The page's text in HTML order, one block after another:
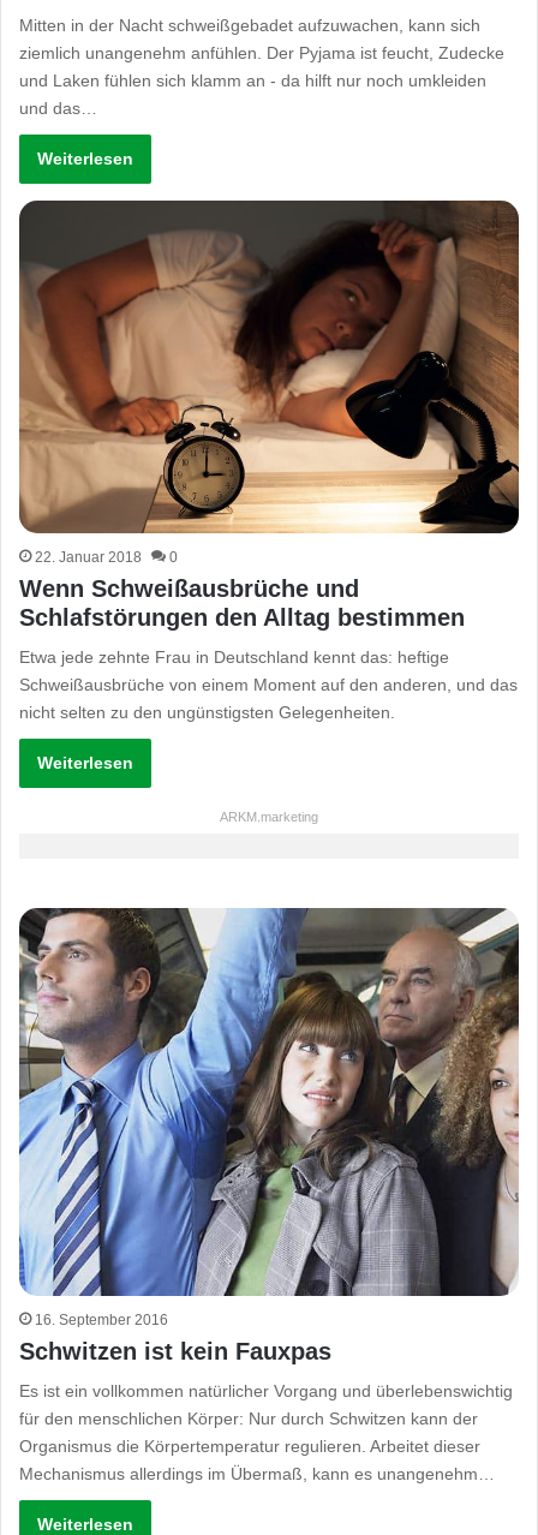
Mitten in der Nacht schweißgebadet aufzuwachen, kann sich
ziemlich unangenehm anfühlen. Der Pyjama ist feucht, Zudecke
und Laken fühlen sich klamm an - da hilft nur noch umkleiden
und das…
Weiterlesen
22. Januar 2018 0
Wenn Schweißausbrüche und
Schlafstörungen den Alltag bestimmen
Etwa jede zehnte Frau in Deutschland kennt das: heftige
Schweißausbrüche von einem Moment auf den anderen, und das
nicht selten zu den ungünstigsten Gelegenheiten.
Weiterlesen
ARKM.marketing
16. September 2016
Schwitzen ist kein Fauxpas
Es ist ein vollkommen natürlicher Vorgang und überlebenswichtig
für den menschlichen Körper: Nur durch Schwitzen kann der
Organismus die Körpertemperatur regulieren. Arbeitet dieser
Mechanismus allerdings im Übermaß, kann es unangenehm…
Weiterlesen